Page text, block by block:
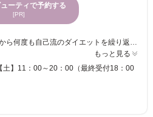
ーティで予約する
[PR]
オーナー自身が長年身体の悩みから何度も自己流のダイエットを繰り返しては失敗ばかりで体調も壊してしまう事になってしまいました。。。そんな経験から健康で綺麗になれる方法は無いものかと思っていた時に出会った施術です☆厳しい技術訓練を受けてますのでお客様には大変満足頂いております♪ 人気の改善＜BODY＞は、副交感神経が整いますので施術当日は深い眠りが出来ます！次の日、疲れも和らいでるはず・・・身体のコリ、張り、浮腫み、冷えなどから来る身体の不調やボディーラインの悩みを改善します☆基礎代謝が上がる為、スリミング効果の高い痩せ状態になる身体を作り上げます！ 綺麗なボディラインへと徹底サポートいたします♪ぜひ気軽にお越しくださいませ☆
もっと見る
土】11：00～20：00（最終受付18：00